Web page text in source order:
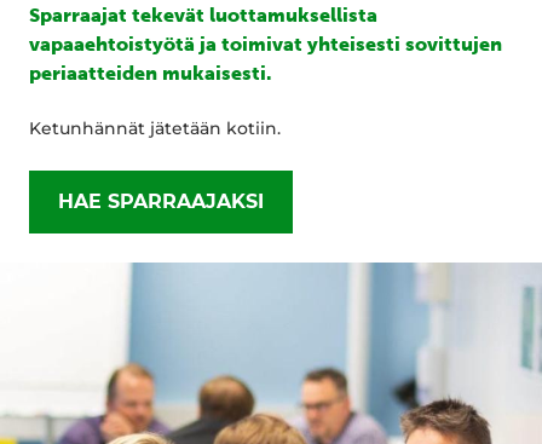
Sparraajat tekevät luottamuksellista
vapaaehtoistyötä ja toimivat yhteisesti sovittujen
periaatteiden mukaisesti.
Ketunhännät jätetään kotiin.
HAE SPARRAAJAKSI